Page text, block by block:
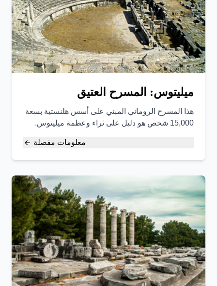
ميليتوس: المسرح العتيق
هذا المسرح الروماني المبني على أسس هلنستية بسعة
15,000 شخص هو دليل على ثراء وعظمة ميليتوس.
معلومات مفصلة